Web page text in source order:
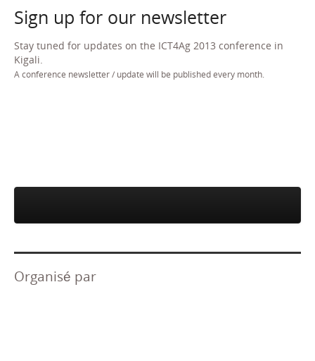
Sign up for our newsletter
Stay tuned for updates on the ICT4Ag 2013 conference in
Kigali.
A conference newsletter / update will be published every month.
Organisé par